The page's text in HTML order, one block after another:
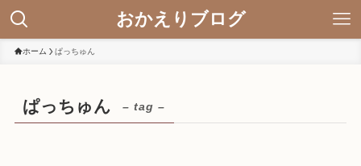
おかえりブログ
ホーム ぱっちゅん
ぱっちゅん – tag –